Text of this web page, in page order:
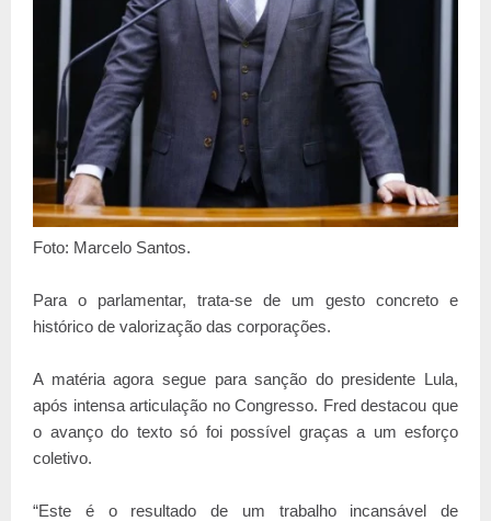
Foto: Marcelo Santos.
Para o parlamentar, trata-se de um gesto concreto e
histórico de valorização das corporações.
A matéria agora segue para sanção do presidente Lula,
após intensa articulação no Congresso. Fred destacou que
o avanço do texto só foi possível graças a um esforço
coletivo.
“Este é o resultado de um trabalho incansável de